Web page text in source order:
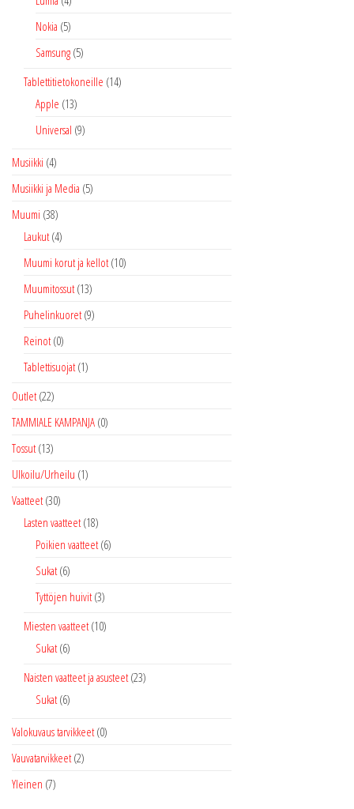
Nokia (5)
Samsung (5)
Tablettitietokoneille (14)
Apple (13)
Universal (9)
Musiikki (4)
Musiikki ja Media (5)
Muumi (38)
Laukut (4)
Muumi korut ja kellot (10)
Muumitossut (13)
Puhelinkuoret (9)
Reinot (0)
Tablettisuojat (1)
Outlet (22)
TAMMIALE KAMPANJA (0)
Tossut (13)
Ulkoilu/Urheilu (1)
Vaatteet (30)
Lasten vaatteet (18)
Poikien vaatteet (6)
Sukat (6)
Tyttöjen huivit (3)
Miesten vaatteet (10)
Sukat (6)
Naisten vaatteet ja asusteet (23)
Sukat (6)
Valokuvaus tarvikkeet (0)
Vauvatarvikkeet (2)
Yleinen (7)